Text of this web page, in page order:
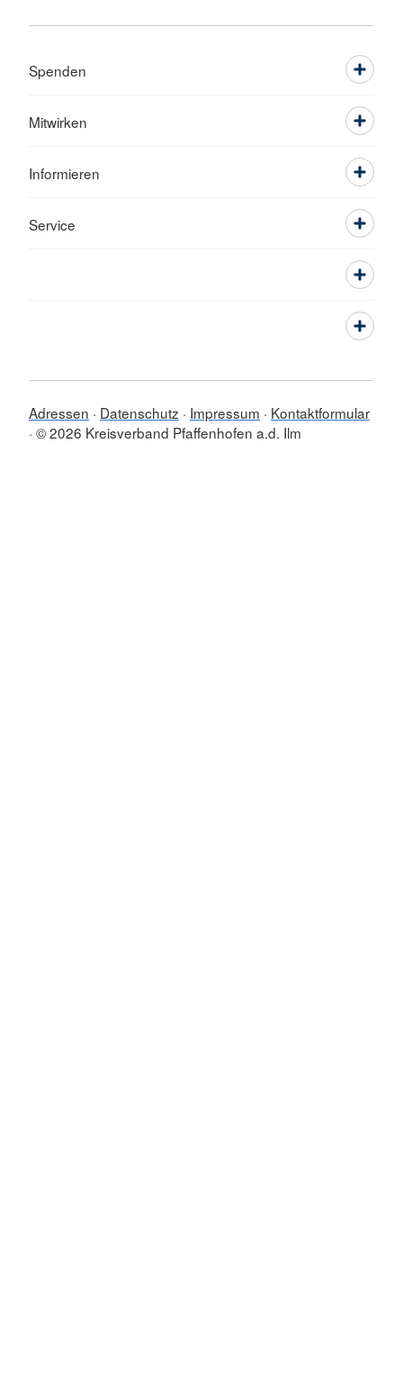
Spenden
Mitwirken
Informieren
Service
Adressen Datenschutz Impressum
Kontaktformular
© 2026 Kreisverband Pfaffenhofen a.d. Ilm